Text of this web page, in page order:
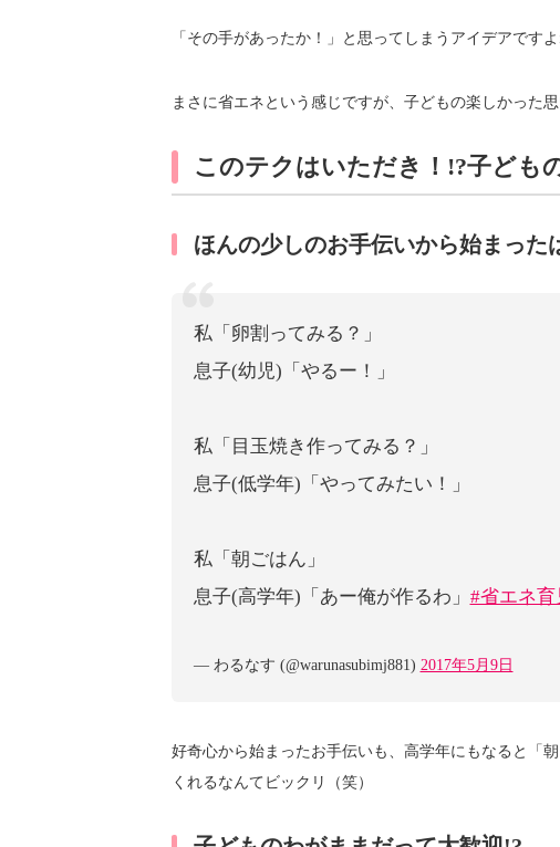
「その手があったか！」と思ってしまうアイデアですよ
まさに省エネという感じですが、子どもの楽しかった
このテクはいただき！!?子ども
ほんの少しのお手伝いから始まった
私「卵割ってみる？」
息子(幼児)「やるー！」
私「目玉焼き作ってみる？」
息子(低学年)「やってみたい！」
私「朝ごはん」
息子(高学年)「あー俺が作るわ」 #省エネ育
— わるなす (@warunasubimj881) 2017年5月9日
好奇心から始まったお手伝いも、高学年にもなると「
くれるなんてビックリ（笑）